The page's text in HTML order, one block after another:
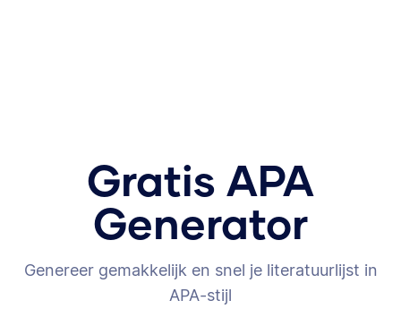
Gratis APA
Generator
Genereer gemakkelijk en snel je literatuurlijst in
APA-stijl